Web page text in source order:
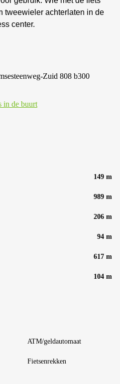
tweewieler achterlaten in de
center.
Zuid 808 b300
in de buurt
149 m
989 m
206 m
94 m
617 m
104 m
ATM/geldautomaat
Fietsenrekken